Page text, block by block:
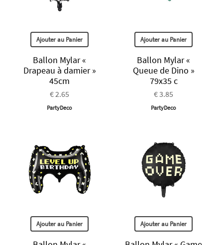
Ajouter au Panier
Ballon Mylar «
Drapeau à damier »
45cm
€ 2.65
PartyDeco
Ajouter au Panier
Ballon Mylar «
Queue de Dino »
79x35 c
€ 3.85
PartyDeco
Ajouter au Panier Ajouter au Panier